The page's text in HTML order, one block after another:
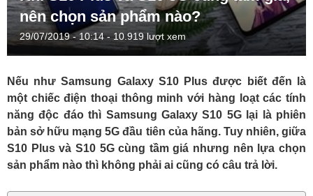
nên chọn sản phẩm nào?
29/07/2019 - 10:14- 10.919 lượt xem
Nếu như Samsung Galaxy S10 Plus được biết đến là
một chiếc điện thoại thông minh với hàng loạt các tính
năng độc đáo thì Samsung Galaxy S10 5G lại là phiên
bản sở hữu mạng 5G đầu tiên của hãng. Tuy nhiên, giữa
S10 Plus và S10 5G cùng tầm giá nhưng nên lựa chọn
sản phẩm nào thì không phải ai cũng có câu trả lời.